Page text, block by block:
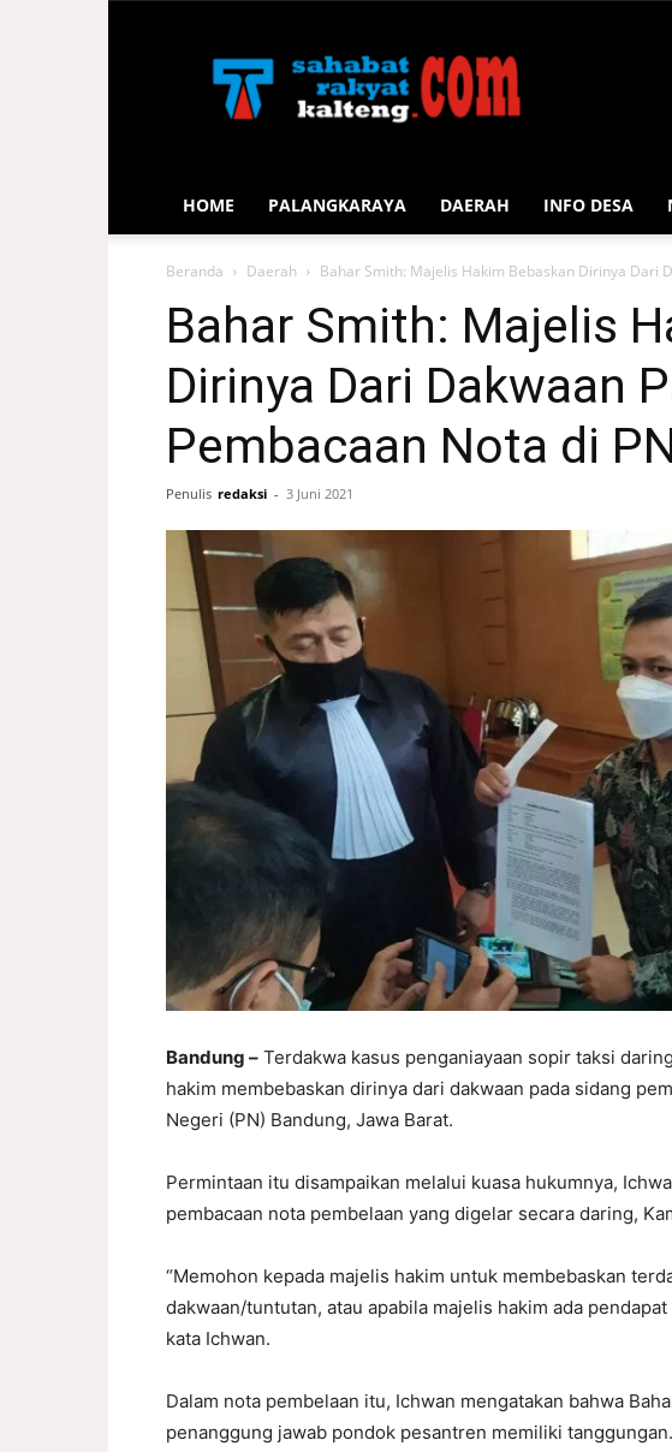
Rakyat
Kalteng
HOME PALANGKARAYA DAERAH INFO DESA
Beranda Daerah Bahar Smith: Majelis Hakim Bebaskan Dirinya Dari
Bahar Smith: Majelis
Dirinya Dari Dakwaan
Pembacaan Nota di
Penulis redaksi - 3 Juni 2021
Bandung – Terdakwa kasus penganiayaan sopir taksi
hakim membebaskan dirinya dari dakwaan pada sidang
Negeri (PN) Bandung, Jawa Barat.
Permintaan itu disampaikan melalui kuasa hukumnya,
pembacaan nota pembelaan yang digelar secara daring,
“Memohon kepada majelis hakim untuk membebaskan
dakwaan/tuntutan, atau apabila majelis hakim ada
kata Ichwan.
Dalam nota pembelaan itu, Ichwan mengatakan bahwa
penanggung jawab pondok pesantren memiliki tanggungan.